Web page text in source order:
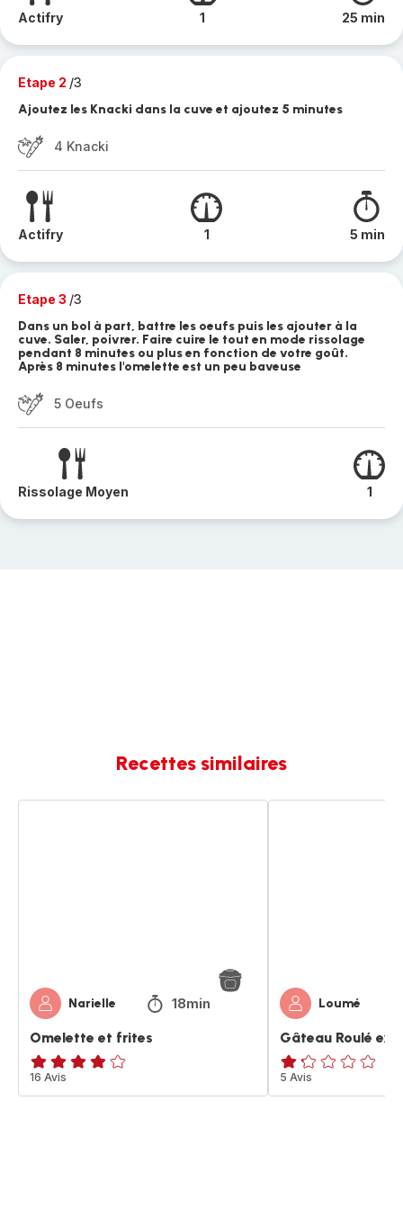
Actifry 1 25 min
Etape 2 /3
Ajoutez les Knacki dans la cuve et ajoutez 5 minutes
4 Knacki
Actifry 1 5 min
Etape 3 /3
Dans un bol à part, battre les oeufs puis les ajouter à la
cuve. Saler, poivrer. Faire cuire le tout en mode rissolage
pendant 8 minutes ou plus en fonction de votre goût.
Après 8 minutes l'omelette est un peu baveuse
5 Oeufs
Rissolage Moyen 1
Recettes similaires
Narielle 18min
Omelette et frites
ratings.3.9
16 Avis
Loumé
Gâteau Roulé
ratings.1.2
5 Avis